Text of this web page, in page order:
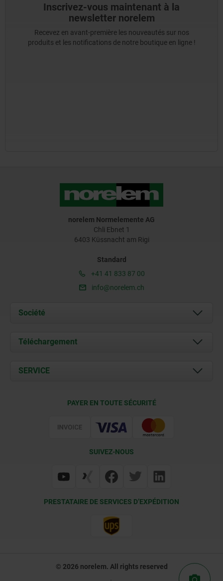
Inscrivez-vous maintenant à la
newsletter norelem
Recevez en avant-première les nouveautés sur nos
produits et les notifications de notre boutique en ligne !
norelem Normelemente AG
Chli Ebnet 1
6403 Küssnacht am Rigi
Standard
+41 41 833 87 00
info@norelem.ch
Société
À propos de nous
Contact
Téléchargement
Documents
SERVICE
PAYER EN TOUTE SÉCURITÉ
SUIVEZ-NOUS
PRESTATAIRE DE SERVICES D’EXPÉDITION
© 2026 norelem. All rights reserved